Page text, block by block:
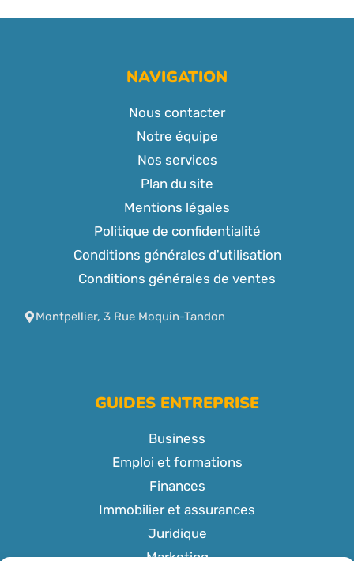
NAVIGATION
Nous contacter
Notre équipe
Nos services
Plan du site
Mentions légales
Politique de confidentialité
Conditions générales d'utilisation
Conditions générales de ventes
Montpellier, 3 Rue Moquin-Tandon
GUIDES ENTREPRISE
Business
Emploi et formations
Finances
Immobilier et assurances
Juridique
Marketing